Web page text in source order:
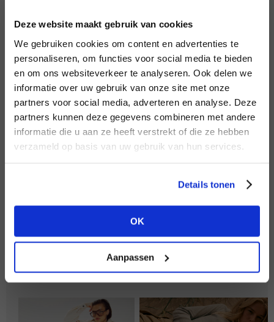
Deze website maakt gebruik van cookies
We gebruiken cookies om content en advertenties te
personaliseren, om functies voor social media te bieden
en om ons websiteverkeer te analyseren. Ook delen we
informatie over uw gebruik van onze site met onze
partners voor social media, adverteren en analyse. Deze
partners kunnen deze gegevens combineren met andere
informatie die u aan ze heeft verstrekt of die ze hebben
verzameld op basis van uw gebruik van hun services.
Details tonen
OK
Aanpassen
INLOGGEN
Wachtwoord
INLOGGEN
NOG GEEN ACCOUNT?
HEB JE NOG GEEN
ACCOUNT?
aan of bekijk de andere mogelijkheden.
BEKIJK ALLE OPTIES
MERK
Mos Mosh
Aimée the Label
MERK
MERK
Second female